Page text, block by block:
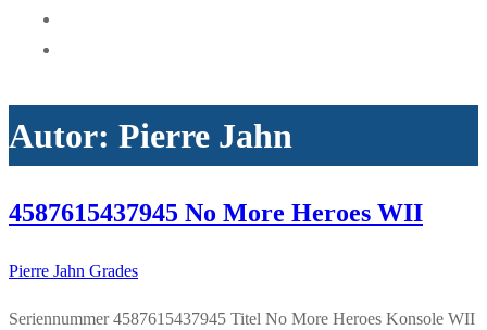
Autor: Pierre Jahn
4587615437945 No More Heroes WII
Pierre Jahn Grades
Seriennummer 4587615437945 Titel No More Heroes Konsole WII